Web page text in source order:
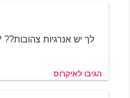
לך יש אנרגיות צהובות??
הגיבו לאיקרוס